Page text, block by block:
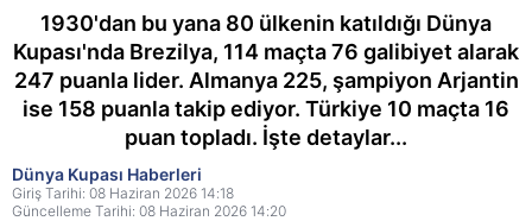
1930'dan bu yana 80 ülkenin katıldığı Dünya
Kupası'nda Brezilya, 114 maçta 76 galibiyet alarak
247 puanla lider. Almanya 225, şampiyon Arjantin
ise 158 puanla takip ediyor. Türkiye 10 maçta 16
puan topladı. İşte detaylar...
Dünya Kupası Haberleri
Giriş Tarihi: 08 Haziran 2026 14:18
Güncelleme Tarihi: 08 Haziran 2026 14:20